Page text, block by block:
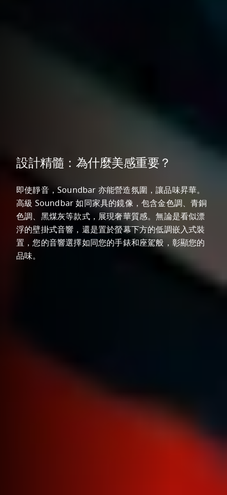
設計精髓：為什麼美感重要？
即使靜音，Soundbar 亦能營造氛圍，讓品味昇華。
高級 Soundbar 如同家具的鏡像，包含金色調、青銅
色調、黑煤灰等款式，展現奢華質感。無論是看似漂
浮的壁掛式音響，還是置於螢幕下方的低調嵌入式裝
置，您的音響選擇如同您的手錶和座駕般，彰顯您的
品味。